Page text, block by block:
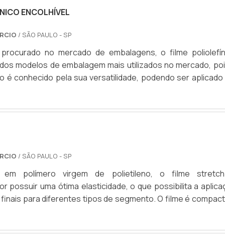
ENCOLHÍVEL
/ SÃO PAULO - SP
no mercado de embalagens, o filme
modelos de embalagem mais utilizados no mercado,
é conhecido pela sua versatilidade, podendo ser aplicado
com extrema eficiência, garantindo a c...
/ SÃO PAULO - SP
em polímero virgem de polietileno, o filme
possuir uma ótima elasticidade, o que possibilita a
para diferentes tipos de segmento. O filme é
comuns para o uso do filme: Imobilização de cargas...